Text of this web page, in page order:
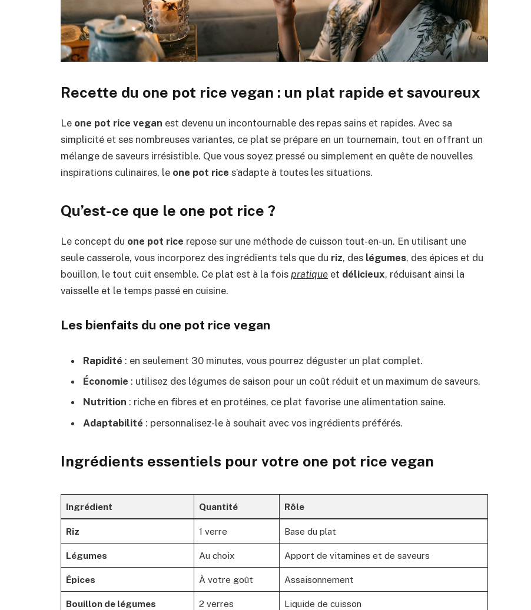
Recette du one pot rice vegan : un plat rapide et savoureux
Le one pot rice vegan est devenu un incontournable des repas sains et rapides. Avec sa
simplicité et ses nombreuses variantes, ce plat se prépare en un tournemain, tout en offrant un
mélange de saveurs irrésistible. Que vous soyez pressé ou simplement en quête de nouvelles
inspirations culinaires, le one pot rice s’adapte à toutes les situations.
Qu’est-ce que le one pot rice ?
Le concept du one pot rice repose sur une méthode de cuisson tout-en-un. En utilisant une
seule casserole, vous incorporez des ingrédients tels que du riz, des légumes, des épices et du
bouillon, le tout cuit ensemble. Ce plat est à la fois pratique et délicieux, réduisant ainsi la
vaisselle et le temps passé en cuisine.
Les bienfaits du one pot rice vegan
Rapidité : en seulement 30 minutes, vous pourrez déguster un plat complet.
Économie : utilisez des légumes de saison pour un coût réduit et un maximum de saveurs.
Nutrition : riche en fibres et en protéines, ce plat favorise une alimentation saine.
Adaptabilité : personnalisez-le à souhait avec vos ingrédients préférés.
Ingrédients essentiels pour votre one pot rice vegan
Ingrédient Quantité Rôle
Riz 1 verre Base du plat
Légumes Au choix Apport de vitamines et de saveurs
Épices À votre goût Assaisonnement
Bouillon de légumes 2 verres Liquide de cuisson